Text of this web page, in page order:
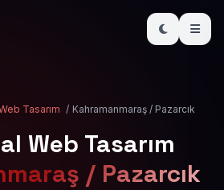
Tasarım / Kahramanmaraş / Pazarcık
Web Tasarım
/ Pazarcık